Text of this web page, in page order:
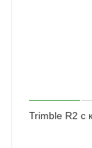
Trimble R2 с